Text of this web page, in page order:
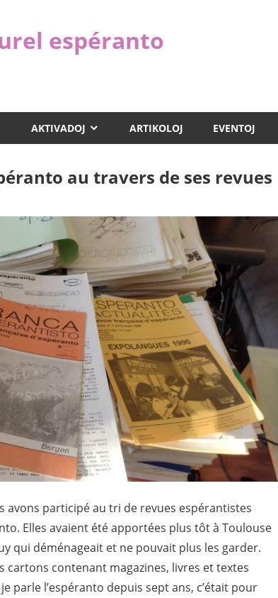
espéranto
AKTIVADOJ ARTIKOLOJ EVENTOJ
au travers de ses revues
participé au tri de revues espérantistes
Elles avaient été apportées plus tôt à Toulouse
qui déménageait et ne pouvait plus les garder.
cartons contenant magazines, livres et textes
parle l’espéranto depuis sept ans, c’était pour